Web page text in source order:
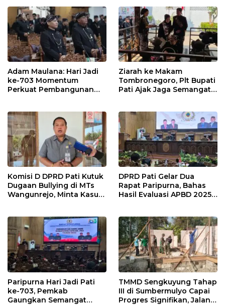
Adam Maulana: Hari Jadi
ke-703 Momentum
Perkuat Pembangunan
Ziarah ke Makam
Tombronegoro, Plt Bupati
Pati Ajak Jaga Semangat
Berkualitas
Komisi D DPRD Pati Kutuk
Dugaan Bullying di MTs
Wangunrejo, Minta Kasus
DPRD Pati Gelar Dua
Rapat Paripurna, Bahas
Hasil Evaluasi APBD 2025
Paripurna Hari Jadi Pati
ke-703, Pemkab
Gaungkan Semangat
TMMD Sengkuyung Tahap
III di Sumbermulyo Capai
Progres Signifikan, Jalan